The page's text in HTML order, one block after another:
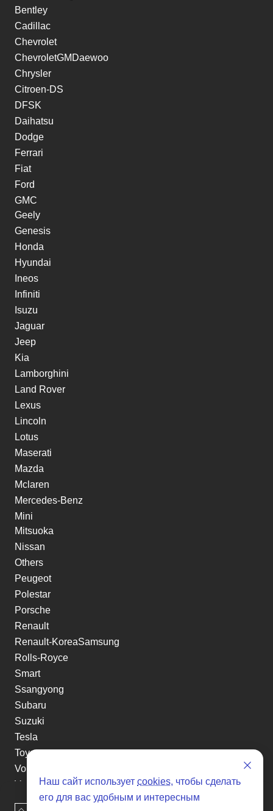
Bentley
Cadillac
Chevrolet
ChevroletGMDaewoo
Chrysler
Citroen-DS
DFSK
Daihatsu
Dodge
Ferrari
Fiat
Ford
GMC
Geely
Genesis
Honda
Hyundai
Ineos
Infiniti
Isuzu
Jaguar
Jeep
Kia
Lamborghini
Land Rover
Lexus
Lincoln
Lotus
Maserati
Mazda
Mclaren
Mercedes-Benz
Mini
Mitsuoka
Nissan
Others
Peugeot
Polestar
Porsche
Renault
Renault-KoreaSamsung
Rolls-Royce
Smart
Ssangyong
Subaru
Suzuki
Tesla
Toyota
Volkswagen
Volvo
Xin yuan
Наш сайт использует cookies, чтобы сделать
его для вас удобным и интересным